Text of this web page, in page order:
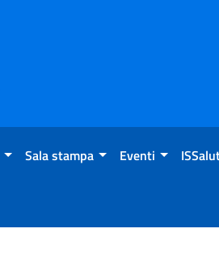
Sala stampa Eventi